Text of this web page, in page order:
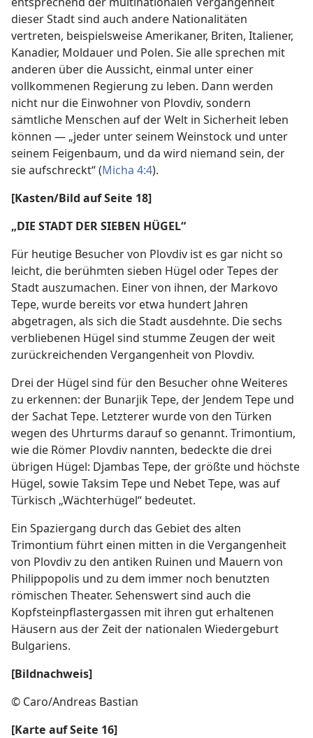
dieser Stadt sind auch andere Nationalitäten
vertreten, beispielsweise Amerikaner, Briten, Italiener,
Kanadier, Moldauer und Polen. Sie alle sprechen mit
anderen über die Aussicht, einmal unter einer
vollkommenen Regierung zu leben. Dann werden
nicht nur die Einwohner von Plovdiv, sondern
sämtliche Menschen auf der Welt in Sicherheit leben
können — „jeder unter seinem Weinstock und unter
seinem Feigenbaum, und da wird niemand sein, der
sie aufschreckt“ (Micha 4:4).
[Kasten/Bild auf Seite 18]
„DIE STADT DER SIEBEN HÜGEL“
Für heutige Besucher von Plovdiv ist es gar nicht so
leicht, die berühmten sieben Hügel oder Tepes der
Stadt auszumachen. Einer von ihnen, der Markovo
Tepe, wurde bereits vor etwa hundert Jahren
abgetragen, als sich die Stadt ausdehnte. Die sechs
verbliebenen Hügel sind stumme Zeugen der weit
zurückreichenden Vergangenheit von Plovdiv.
Drei der Hügel sind für den Besucher ohne Weiteres
zu erkennen: der Bunarjik Tepe, der Jendem Tepe und
der Sachat Tepe. Letzterer wurde von den Türken
wegen des Uhrturms darauf so genannt. Trimontium,
wie die Römer Plovdiv nannten, bedeckte die drei
übrigen Hügel: Djambas Tepe, der größte und höchste
Hügel, sowie Taksim Tepe und Nebet Tepe, was auf
Türkisch „Wächterhügel“ bedeutet.
Ein Spaziergang durch das Gebiet des alten
Trimontium führt einen mitten in die Vergangenheit
von Plovdiv zu den antiken Ruinen und Mauern von
Philippopolis und zu dem immer noch benutzten
römischen Theater. Sehenswert sind auch die
Kopfsteinpflastergassen mit ihren gut erhaltenen
Häusern aus der Zeit der nationalen Wiedergeburt
Bulgariens.
[Bildnachweis]
© Caro/Andreas Bastian
[Karte auf Seite 16]